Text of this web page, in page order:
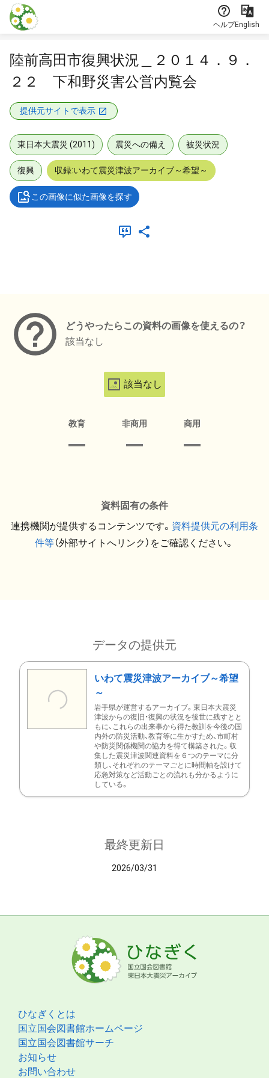
本文に飛ぶ
ヘルプEnglish
陸前高田市復興状況＿２０１４．９．
２２ 下和野災害公営内覧会
提供元サイトで表示
東日本大震災 (2011) 震災への備え 被災状況
復興 収録:いわて震災津波アーカイブ～希望～
この画像に似た画像を探す
どうやったらこの資料の画像を使えるの？
該当なし
該当なし
教育 非商用 商用
資料固有の条件
連携機関が提供するコンテンツです。 資料提供元の利用条
件等（外部サイトへリンク）をご確認ください。
データの提供元
いわて震災津波アーカイブ～希望
～
岩手県が運営するアーカイブ。東日本大震災
津波からの復旧・復興の状況を後世に残すとと
もに、これらの出来事から得た教訓を今後の国
内外の防災活動、教育等に生かすため、市町村
や防災関係機関の協力を得て構築された。収
集した震災津波関連資料を６つのテーマに分
類し、それぞれのテーマごとに時間軸を設けて
応急対策など活動ごとの流れも分かるように
している。
最終更新日
2026/03/31
ひなぎくとは
国立国会図書館ホームページ
国立国会図書館サーチ
お知らせ
お問い合わせ